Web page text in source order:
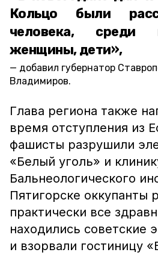
Кольцо были
человека, среди
женщины, дети»,
добавил губернатор
Владимиров.
Глава региона также
время отступления из
фашисты разрушили
«Белый уголь» и
Бальнеологического
Пятигорске оккупанты
практически все
находились советские
и взорвали гостиницу